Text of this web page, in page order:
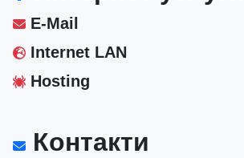
E-Mail
Internet LAN
Hosting
Контакти